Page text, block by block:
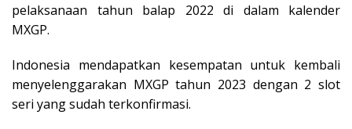
pelaksanaan tahun balap 2022 di dalam kalender
MXGP.
Indonesia mendapatkan kesempatan untuk kembali
menyelenggarakan MXGP tahun 2023 dengan 2 slot
seri yang sudah terkonfirmasi.